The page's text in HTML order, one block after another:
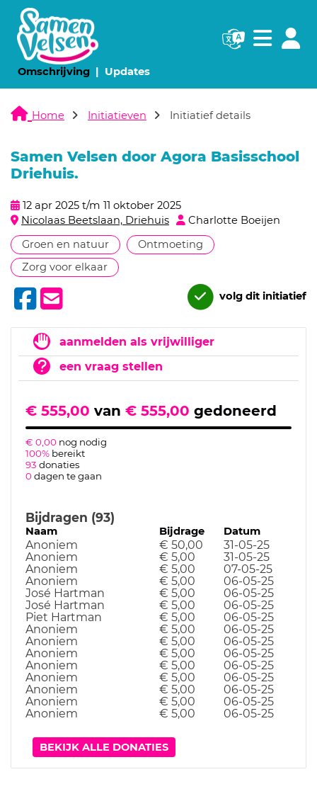
Omschrijving(huidige pagina)
Updates(huidige pagina)
Navigatie
Home Initiatieven Initiatief details
Samen Velsen door Agora Basisschool
Driehuis.
12 apr 2025 t/m 11 oktober 2025
Nicolaas Beetslaan, Driehuis
Charlotte Boeijen
Groen en natuur
Ontmoeting
Zorg voor elkaar
volg dit initiatief
aanmelden als vrijwilliger
een vraag stellen
€ 555,00 van € 555,00 gedoneerd
€ 0,00 nog nodig
100% bereikt
93 donaties
0dagen te gaan
Bijdragen (93)
Naam Bijdrage Datum
Anoniem € 50,00
31-05-25
Anoniem
€ 5,00
31-05-25
Anoniem
€ 5,00
07-05-25
Anoniem
€ 5,00
06-05-25
José Hartman
€ 5,00
06-05-25
José Hartman
€ 5,00
06-05-25
Piet Hartman
€ 5,00
06-05-25
Anoniem
€ 5,00
06-05-25
Anoniem
€ 5,00
06-05-25
Anoniem
€ 5,00
06-05-25
Anoniem
€ 5,00
06-05-25
Anoniem
€ 5,00
06-05-25
Anoniem
€ 5,00
06-05-25
Anoniem
€ 5,00
06-05-25
Anoniem
€ 5,00 06-05-25
BEKIJK ALLE DONATIES